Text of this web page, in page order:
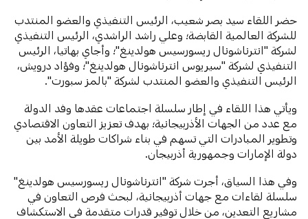
حضر اللقاء سيد بصر شعيب، الرئيس التنفيذي والعضو المنتدب
للشركة العالمية القابضة؛ وعلي راشد الراشدي، الرئيس التنفيذي
لشركة "انترناشونال ريسورسيس هولدينغ"؛ وأجاي بهاتيا، الرئيس
التنفيذي لشركة "سيريوس انترناشونال هولدينغ"؛ وفؤاد درويش،
الرئيس التنفيذي والعضو المنتدب لشركة "بالمز سبورت".
ويأتي هذا اللقاء في إطار سلسلة اجتماعات عقدها وفد الدولة
مع عدد من الجهات الأذربيجانية؛ بهدف تعزيز التعاون الاقتصادي
وتطوير المبادرات التي تسهم في بناء شراكات طويلة الأمد بين
دولة الإمارات وجمهورية أذربيجان.
وفي هذا السياق، أجرت شركة "انترناشونال ريسورسيس هولدينغ"
سلسلة لقاءات مع جهات أذربيجانية، لبحث فرص التعاون في
مشاريع التعدين، من خلال توفير قدرات متقدمة في الاستكشاف